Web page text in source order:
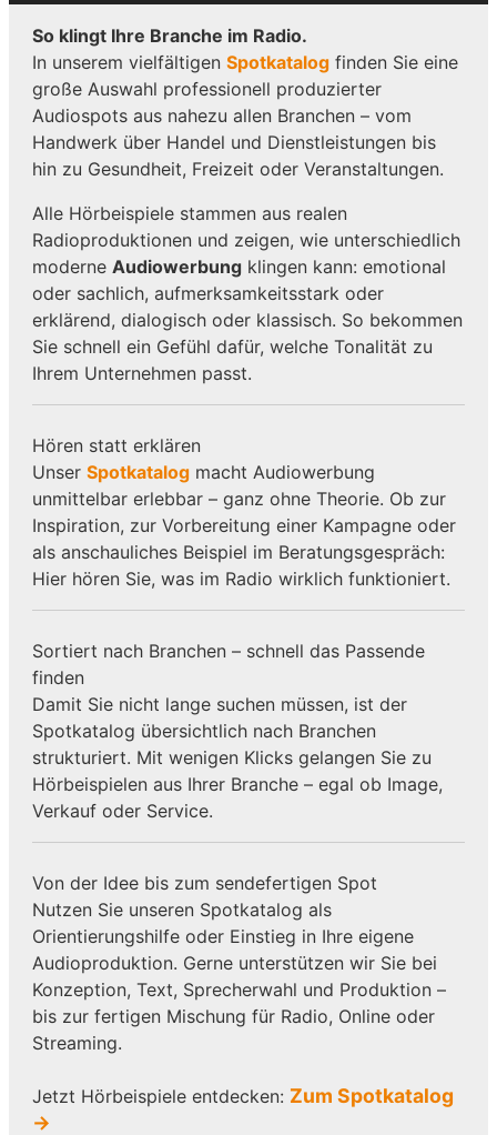
So klingt Ihre Branche im Radio.
In unserem vielfältigen Spotkatalogfinden Sie eine
große Auswahl professionell produzierter
Audiospots aus nahezu allen Branchen – vom
Handwerk über Handel und Dienstleistungen bis
hin zu Gesundheit, Freizeit oder Veranstaltungen.
Alle Hörbeispiele stammen aus realen
Radioproduktionen und zeigen, wie unterschiedlich
moderne Audiowerbungklingen kann: emotional
oder sachlich, aufmerksamkeitsstark oder
erklärend, dialogisch oder klassisch. So bekommen
Sie schnell ein Gefühl dafür, welche Tonalität zu
Ihrem Unternehmen passt.
Hören statt erklären
Unser Spotkatalogmacht Audiowerbung
unmittelbar erlebbar – ganz ohne Theorie. Ob zur
Inspiration, zur Vorbereitung einer Kampagne oder
als anschauliches Beispiel im Beratungsgespräch:
Hier hören Sie, was im Radio wirklich funktioniert.
Sortiert nach Branchen – schnell das Passende
finden
Damit Sie nicht lange suchen müssen, ist der
Spotkatalog übersichtlich nach Branchen
strukturiert. Mit wenigen Klicks gelangen Sie zu
Hörbeispielen aus Ihrer Branche – egal ob Image,
Verkauf oder Service.
Von der Idee bis zum sendefertigen Spot
Nutzen Sie unseren Spotkatalog als
Orientierungshilfe oder Einstieg in Ihre eigene
Audioproduktion. Gerne unterstützen wir Sie bei
Konzeption, Text, Sprecherwahl und Produktion –
bis zur fertigen Mischung für Radio, Online oder
Streaming.
Jetzt Hörbeispiele entdecken: Zum Spotkatalog
→